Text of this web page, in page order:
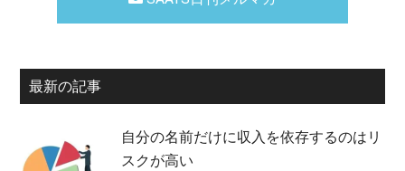
最新の記事
自分の名前だけに収入を依存するのはリ
スクが高い